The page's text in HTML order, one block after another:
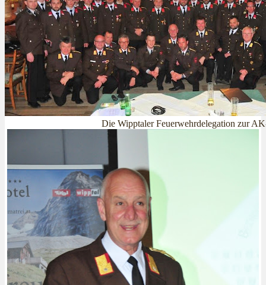
Die Wipptaler Feuerwehrdelegation zur